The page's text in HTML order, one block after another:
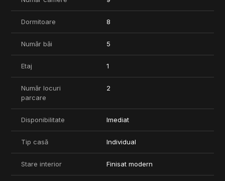
design interior modern această casă este gata de mutare
imediată.
programa o vizionare. Această proprietate unică nu va rezista
mult timp așa că lasă-ne să te ajutăm să-ți transformi casa de
Daca se doreste, exista posibilitatea de extindere a curtii prin
achizitionarea unui lot de teren de 470mp. Pret 80.000 Euro.
Comision 0%
Dormitoare 8
Număr băi 5
Etaj 1
Număr locuri
parcare
2
Disponibilitate Imediat
Tip casă Individual
Stare interior Finisat modern